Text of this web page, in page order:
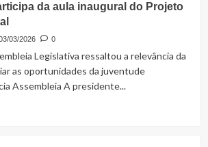
da aula inaugural do Projeto
03/2026 0
Legislativa ressaltou a relevância da
as oportunidades da juventude
Assembleia A presidente...